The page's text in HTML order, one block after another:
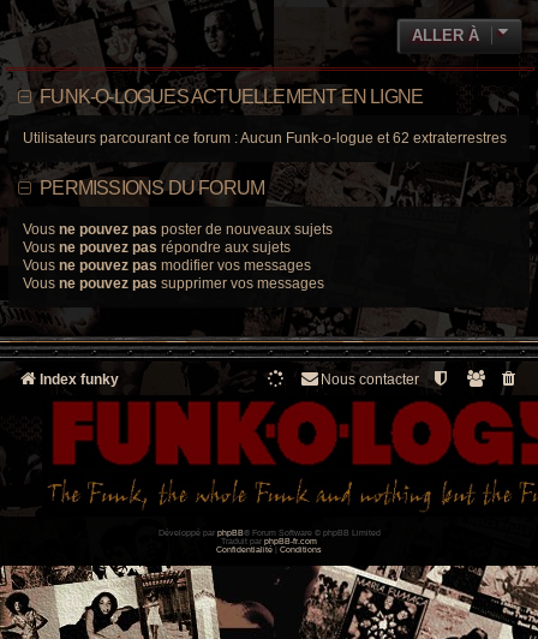
ALLER À
FUNK-O-LOGUES ACTUELLEMENT EN LIGNE
Utilisateurs parcourant ce forum : Aucun Funk-o-logue et 62 extraterrestres
PERMISSIONS DU FORUM
Vous ne pouvez pas poster de nouveaux sujets
Vous ne pouvez pas répondre aux sujets
Vous ne pouvez pas modifier vos messages
Vous ne pouvez pas supprimer vos messages
Index funky Nous contacter
Développé par phpBB® Forum Software © phpBB Limited
Traduit par phpBB-fr.com
Confidentialité | Conditions